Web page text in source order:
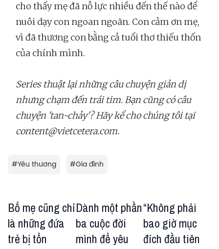
cho thấy mẹ đã nỗ lực nhiều đến thế nào để
nuôi dạy con ngoan ngoãn. Con cảm ơn mẹ,
vì đã thương con bằng cả tuổi thơ thiếu thốn
của chính mình.
Series thuật lại những câu chuyện giản dị
nhưng chạm đến trái tim. Bạn cũng có câu
chuyện 'tan-chảy'? Hãy kể cho chúng tôi tại
content@vietcetera.com.
#Yêu thương #Gia đình
Bố mẹ cũng chỉ
là những đứa
trẻ bị tổn
Dành một phần
ba cuộc đời
mình để yêu
“Không phải
bao giờ mục
đích đầu tiên